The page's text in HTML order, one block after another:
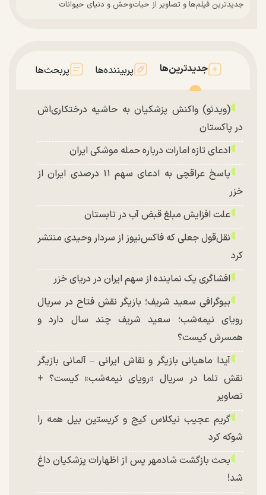
جدیدترین فیلم‌ها و تصاویر از حیات‌وحش و دنیای حیوانات
جدیدترین‌ها پربیننده‌ها پربحث‌ها
(ویدئو) واکنش پزشکیان به حاشیه درختکاری‌اش
در پاکستان
ادعای تازه امارات درباره حمله موشکی ایران
پاسخ عراقچی به ادعای سهم ۱۱ درصدی ایران از
خزر
علت افزایش مبلغ قبض آب در تابستان
نقل‌قول جعلی که فاکس‌نیوز از سردار وحیدی منتشر
کرد
افشاگری یک نماینده از سهم ایران در دریای خزر
بیوگرافی سعید شریف؛ بازیگر نقش فتاح در سریال
رویای نیمه‌شب؛ سعید شریف چند سال دارد و
همسرش کیست؟
آیدا ماهیانی بازیگر و نقاش ایرانی – آلمانی بازیگر
نقش تلما در سریال «رویای نیمه‌شب» کیست؟ +
تصاویر
گریم عجیب نیکلاس کیج و کریستین بیل همه را
شوکه کرد
بحث بازگشت شادمهر پس از اظهارات پزشکیان داغ
شد!